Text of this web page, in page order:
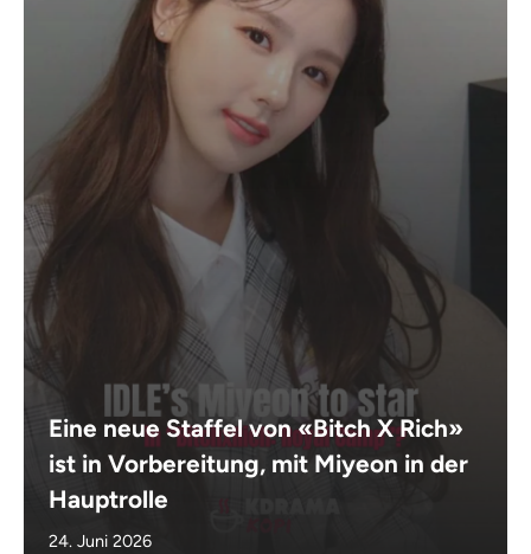
Eine neue Staffel von «Bitch X Rich»
ist in Vorbereitung, mit Miyeon in der
Hauptrolle
24. Juni 2026